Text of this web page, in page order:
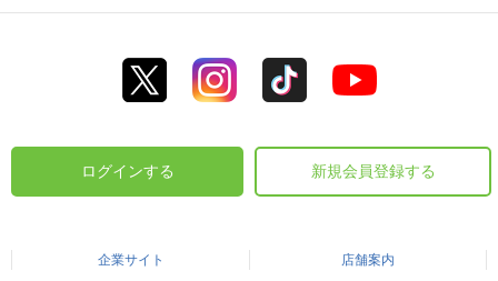
ログインする 新規会員登録する
企業サイト 店舗案内